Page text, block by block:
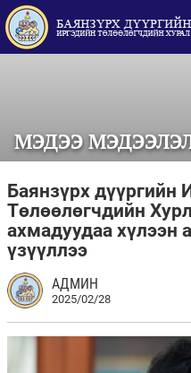
МЭДЭЭ
Баянзүрх дүүргийн
Төлөөлөгчдийн
ахмадуудаа хүлээн
үзүүллээ
АДМИН
2025/02/28